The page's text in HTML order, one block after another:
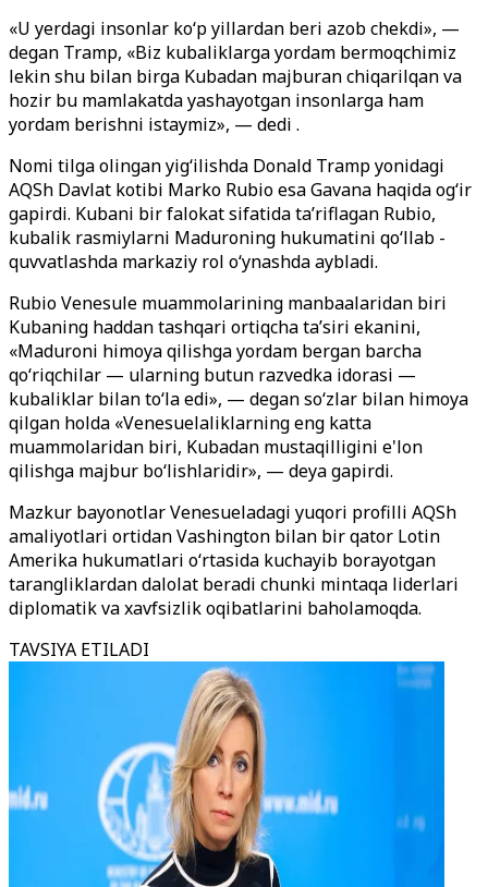
«U yerdagi insonlar ko‘p yillardan beri azob chekdi», —
degan Tramp, «Biz kubaliklarga yordam bermoqchimiz
lekin shu bilan birga Kubadan majburan chiqarilqan va
hozir bu mamlakatda yashayotgan insonlarga ham
yordam berishni istaymiz», — dedi .
Nomi tilga olingan yigʻilishda Donald Tramp yonidagi
AQSh Davlat kotibi Marko Rubio esa Gavana haqida ogʻir
gapirdi. Kubani bir falokat sifatida ta’riflagan Rubio,
kubalik rasmiylarni Maduroning hukumatini qo‘llab -
quvvatlashda markaziy rol oʻynashda aybladi.
Rubio Venesule muammolarining manbaalaridan biri
Kubaning haddan tashqari ortiqcha ta’siri ekanini,
«Maduroni himoya qilishga yordam bergan barcha
qo‘riqchilar — ularning butun razvedka idorasi —
kubaliklar bilan to‘la edi», — degan soʻzlar bilan himoya
qilgan holda «Venesuelaliklarning eng katta
muammolaridan biri, Kubadan mustaqilligini e'lon
qilishga majbur boʻlishlaridir», — deya gapirdi.
Mazkur bayonotlar Venesueladagi yuqori profilli AQSh
amaliyotlari ortidan Vashington bilan bir qator Lotin
Amerika hukumatlari o‘rtasida kuchayib borayotgan
tarangliklardan dalolat beradi chunki mintaqa liderlari
diplomatik va xavfsizlik oqibatlarini baholamoqda.
TAVSIYA ETILADI